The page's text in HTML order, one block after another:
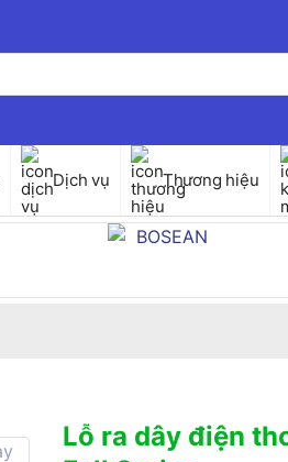
Dịch vụ Thương hiệu
Lỗ ra dây điện